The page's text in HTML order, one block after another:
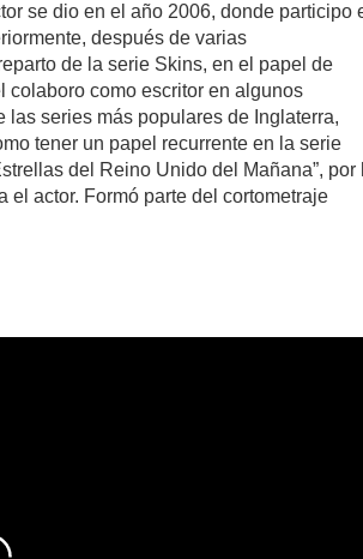
se dio en el año 2006, donde participo
después de varias
de la serie Skins, en el papel de
colaboro como escritor en algunos
series más populares de Inglaterra,
tener un papel recurrente en la serie
del Reino Unido del Mañana”, por
el actor. Formó parte del cortometraje